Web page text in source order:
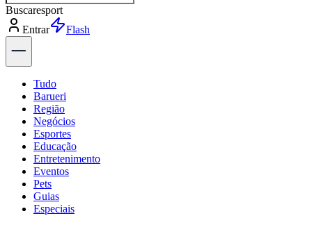
Buscarpolítica
Entrar
Tudo
Barueri
Região
Negócios
Esportes
Educação
Entretenimento
Eventos
Pets
Guias
Especiais